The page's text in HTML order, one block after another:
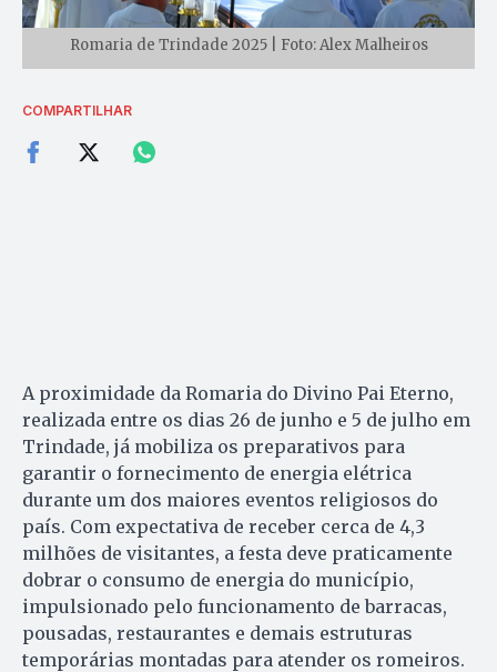
Romaria de Trindade 2025 | Foto: Alex Malheiros
COMPARTILHAR
A proximidade da Romaria do Divino Pai Eterno,
realizada entre os dias 26 de junho e 5 de julho em
Trindade, já mobiliza os preparativos para
garantir o fornecimento de energia elétrica
durante um dos maiores eventos religiosos do
país. Com expectativa de receber cerca de 4,3
milhões de visitantes, a festa deve praticamente
dobrar o consumo de energia do município,
impulsionado pelo funcionamento de barracas,
pousadas, restaurantes e demais estruturas
temporárias montadas para atender os romeiros.